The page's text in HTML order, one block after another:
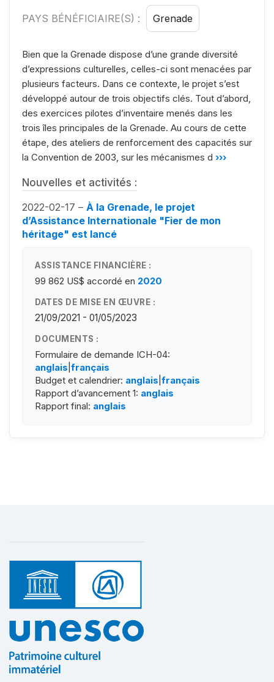
PAYS BÉNÉFICIAIRE(S) : Grenade
Bien que la Grenade dispose d’une grande diversité
d’expressions culturelles, celles-ci sont menacées par
plusieurs facteurs. Dans ce contexte, le projet s’est
développé autour de trois objectifs clés. Tout d’abord,
des exercices pilotes d’inventaire menés dans les
trois îles principales de la Grenade. Au cours de cette
étape, des ateliers de renforcement des capacités sur
la Convention de 2003, sur les mécanismes d ›››
Nouvelles et activités :
2022-02-17 – À la Grenade, le projet
d’Assistance Internationale "Fier de mon
héritage" est lancé
ASSISTANCE FINANCIÈRE :
99 862 US$ accordé en 2020
DATES DE MISE EN ŒUVRE :
21/09/2021 - 01/05/2023
DOCUMENTS :
Formulaire de demande ICH-04:
anglais français
Budget et calendrier: anglais français
Rapport d’avancement 1: anglais
Rapport final: anglais